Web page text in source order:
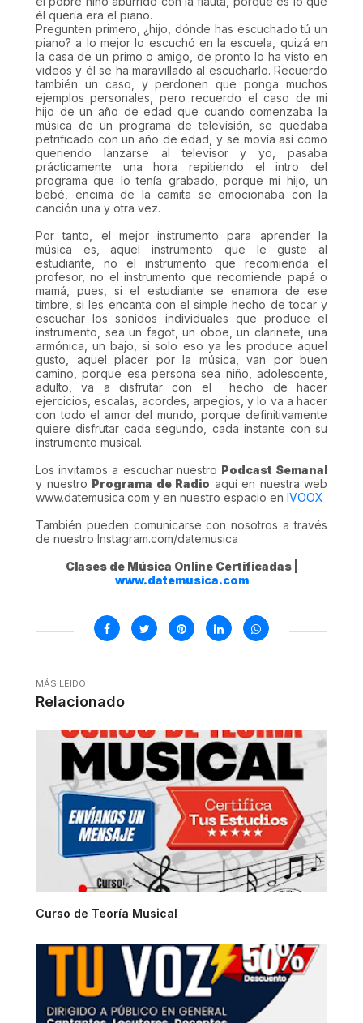
él quería era el piano.
Pregunten primero, ¿hijo, dónde has escuchado tú un
piano? a lo mejor lo escuchó en la escuela, quizá en
la casa de un primo o amigo, de pronto lo ha visto en
videos y él se ha maravillado al escucharlo. Recuerdo
también un caso, y perdonen que ponga muchos
ejemplos personales, pero recuerdo el caso de mi
hijo de un año de edad que cuando comenzaba la
música de un programa de televisión, se quedaba
petrificado con un año de edad, y se movía así como
queriendo lanzarse al televisor y yo, pasaba
prácticamente una hora repitiendo el intro del
programa que lo tenía grabado, porque mi hijo, un
bebé, encima de la camita se emocionaba con la
canción una y otra vez.
Por tanto, el mejor instrumento para aprender la
música es, aquel instrumento que le guste al
estudiante, no el instrumento que recomienda el
profesor, no el instrumento que recomiende papá o
mamá, pues, si el estudiante se enamora de ese
timbre, si les encanta con el simple hecho de tocar y
escuchar los sonidos individuales que produce el
instrumento, sea un fagot, un oboe, un clarinete, una
armónica, un bajo, si solo eso ya les produce aquel
gusto, aquel placer por la música, van por buen
camino, porque esa persona sea niño, adolescente,
adulto, va a disfrutar con el hecho de hacer
ejercicios, escalas, acordes, arpegios, y lo va a hacer
con todo el amor del mundo, porque definitivamente
quiere disfrutar cada segundo, cada instante con su
instrumento musical.
Los invitamos a escuchar nuestro Podcast Semanal
y nuestro Programa de Radio aquí en nuestra web
www.datemusica.com y en nuestro espacio en IVOOX
También pueden comunicarse con nosotros a través
de nuestro Instagram.com/datemusica
Clases de Música Online Certificadas |
www.datemusica.com
MÁS LEIDO
Relacionado
Curso de Teoría Musical